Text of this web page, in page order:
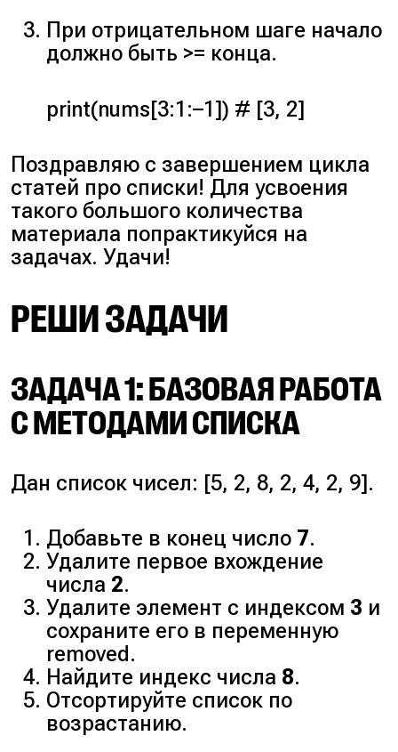
При отрицательном шаге начало
должно быть >= конца.
print(nums[3:1:–1]) # [3, 2]
Поздравляю с завершением цикла
статей про списки! Для усвоения
такого большого количества
материала попрактикуйся на
задачах. Удачи!
РЕШИ ЗАДАЧИ
ЗАДАЧА 1: БАЗОВАЯ РАБОТА
С МЕТОДАМИ СПИСКА
Дан список чисел: [5, 2, 8, 2, 4, 2, 9].
Добавьте в конец число 7.
Удалите первое вхождение
числа 2.
Удалите элемент с индексом 3 и
сохраните его в переменную
removed .
Найдите индекс числа 8.
Отсортируйте список по
возрастанию.